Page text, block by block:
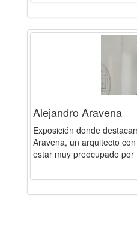
Alejandro Aravena
Exposición donde
Aravena, un arquitecto
estar muy preocupado por